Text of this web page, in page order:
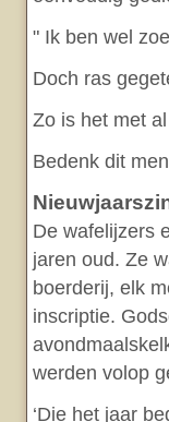
" Ik ben wel
Doch ras
Zo is het met
Bedenk dit
De wafelijzers
jaren oud. Ze
boerderij, elk
inscriptie.
werden volop
‘Die het jaar